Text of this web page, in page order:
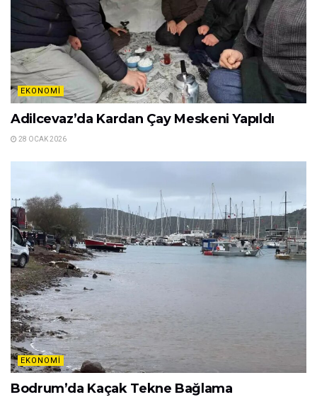
EKONOMI
Adilcevaz’da Kardan Çay Meskeni Yapıldı
28 OCAK 2026
EKONOMI
Bodrum’da Kaçak Tekne Bağlama